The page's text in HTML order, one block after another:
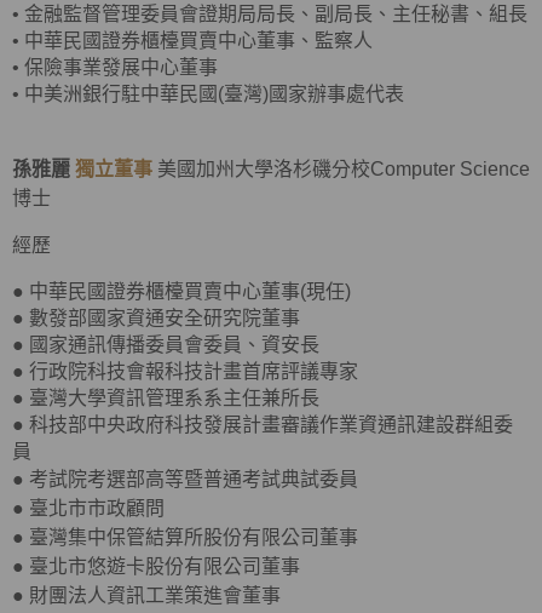
• 金融監督管理委員會證期局局長、副局長、主任秘書、組長
• 中華民國證券櫃檯買賣中心董事、監察人
• 保險事業發展中心董事
• 中美洲銀行駐中華民國(臺灣)國家辦事處代表
孫雅麗 獨立董事 美國加州大學洛杉磯分校Computer Science
博士
經歷
● 中華民國證券櫃檯買賣中心董事(現任)
● 數發部國家資通安全研究院董事
● 國家通訊傳播委員會委員、資安長
● 行政院科技會報科技計畫首席評議專家
● 臺灣大學資訊管理系系主任兼所長
● 科技部中央政府科技發展計畫審議作業資通訊建設群組委
員
● 考試院考選部高等暨普通考試典試委員
● 臺北市市政顧問
● 臺灣集中保管結算所股份有限公司董事
● 臺北市悠遊卡股份有限公司董事
● 財團法人資訊工業策進會董事